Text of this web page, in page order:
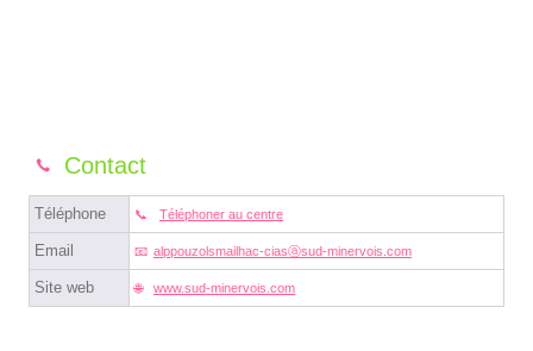
Contact
Téléphone Téléphoner au centre
Email alppouzolsmailhac-ciasⓐsud-minervois.com
Site web www.sud-minervois.com